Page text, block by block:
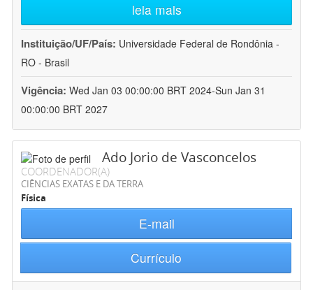
leia mais
Instituição/UF/País: Universidade Federal de Rondônia -
RO - Brasil
Vigência: Wed Jan 03 00:00:00 BRT 2024-Sun Jan 31
00:00:00 BRT 2027
Ado Jorio de Vasconcelos
COORDENADOR(A)
CIÊNCIAS EXATAS E DA TERRA
Física
E-mail
Currículo